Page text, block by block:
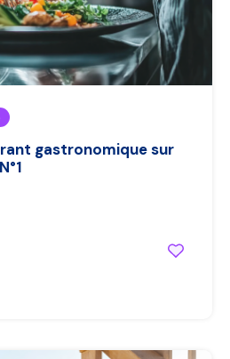
gastronomique sur